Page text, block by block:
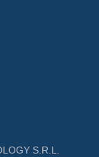
S.R.L.